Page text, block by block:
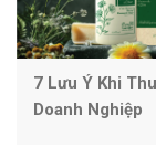
7 Lưu Ý Khi
Doanh Nghiệp